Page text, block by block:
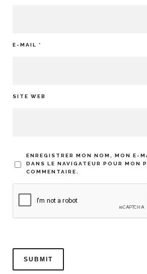
E-MAIL *
SITE WEB
ENREGISTRER MON NOM, MON E-
DANS LE NAVIGATEUR POUR MON
COMMENTAIRE.